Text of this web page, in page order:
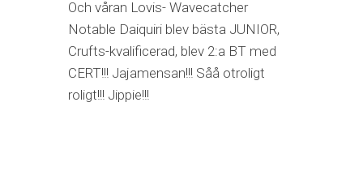
Och våran Lovis- Wavecatcher
Notable Daiquiri blev bästa JUNIOR,
Crufts-kvalificerad, blev 2:a BT med
CERT!!! Jajamensan!!! Såå otroligt
roligt!!! Jippie!!!